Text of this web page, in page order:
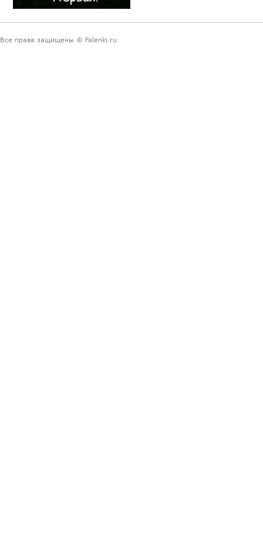
Все права защищены © Falenki.ru